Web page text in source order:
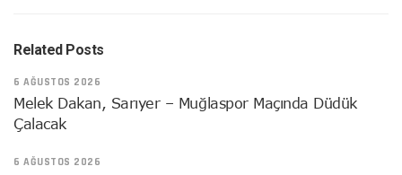
Related Posts
6 AĞUSTOS 2026
Melek Dakan, Sarıyer – Muğlaspor Maçında Düdük
Çalacak
6 AĞUSTOS 2026